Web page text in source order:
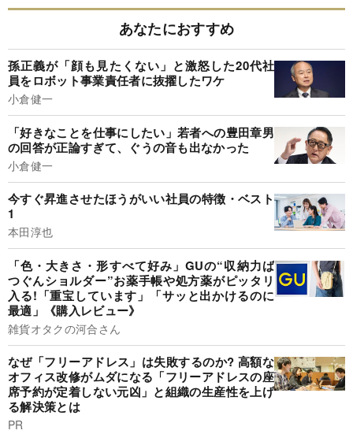
あなたにおすすめ
孫正義が「顔も見たくない」と激怒した20代社
員をロボット事業責任者に抜擢したワケ
小倉健一
「好きなことを仕事にしたい」若者への豊田章男
の回答が正論すぎて、ぐうの音も出なかった
小倉健一
今すぐ昇進させたほうがいい社員の特徴・ベスト
1
本田淳也
「色・大きさ・形すべて好み」GUの“収納力ば
つぐんショルダー”お薬手帳や処方薬がピッタリ
入る!「重宝しています」「サッと出かけるのに
最適」《購入レビュー》
雑貨オタクの河合さん
なぜ「フリーアドレス」は失敗するのか? 高額な
オフィス改修がムダになる「フリーアドレスの座
席予約が定着しない元凶」と組織の生産性を上げ
る解決策とは
PR